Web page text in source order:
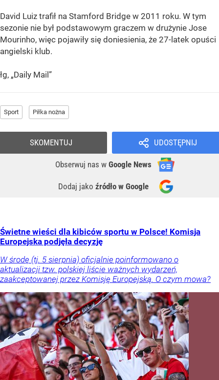
David Luiz trafił na Stamford Bridge w 2011 roku. W tym
sezonie nie był podstawowym graczem w drużynie Jose
Mourinho, więc pojawiły się doniesienia, że 27-latek opuści
angielski klub.
łg, „Daily Mail”
Sport Piłka nożna
UDOSTĘPNIJ
Obserwuj nas w Google News
Dodaj jako źródło w Google
SKOMENTUJ
Świetne wieści dla kibiców sportu w Polsce! Komisja
Europejska podjęła decyzję
W środę (tj. 5 sierpnia) oficjalnie poinformowano o
aktualizacji tzw. polskiej liście ważnych wydarzeń,
zaakceptowanej przez Komisję Europejską. O czym mowa?